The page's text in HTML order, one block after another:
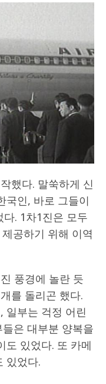
했다. 말쑥하게 신
국인, 바로 그들이
. 1차1진은 모두
공하기 위해 이역
풍경에 놀란 듯
를 돌리곤 했다.
일부는 걱정 어린
은 대부분 양복을
도 있었다. 또 카메
있었다.